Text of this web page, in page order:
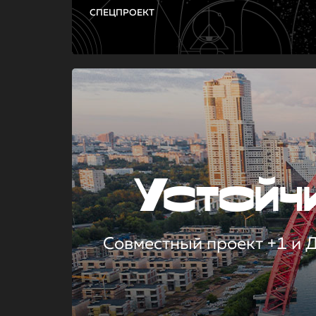
СПЕЦПРОЕКТ
Совместный проект +1 и